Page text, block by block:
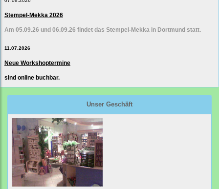
Stempel-Mekka 2026
Am 05.09.26 und 06.09.26 findet das Stempel-Mekka in Dortmund statt.
11.07.2026
Neue Workshoptermine
sind online buchbar.
Unser Geschäft